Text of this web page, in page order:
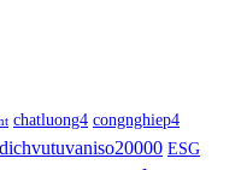
chatluong4 congnghiep4
dichvutuvaniso20000 ESG